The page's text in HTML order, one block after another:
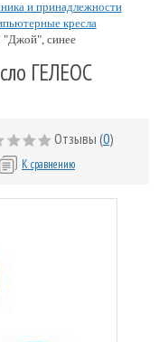
и принадлежности
кресла
"Джой", синее
ГЕЛЕОС
Отзывы (0)
К сравнению